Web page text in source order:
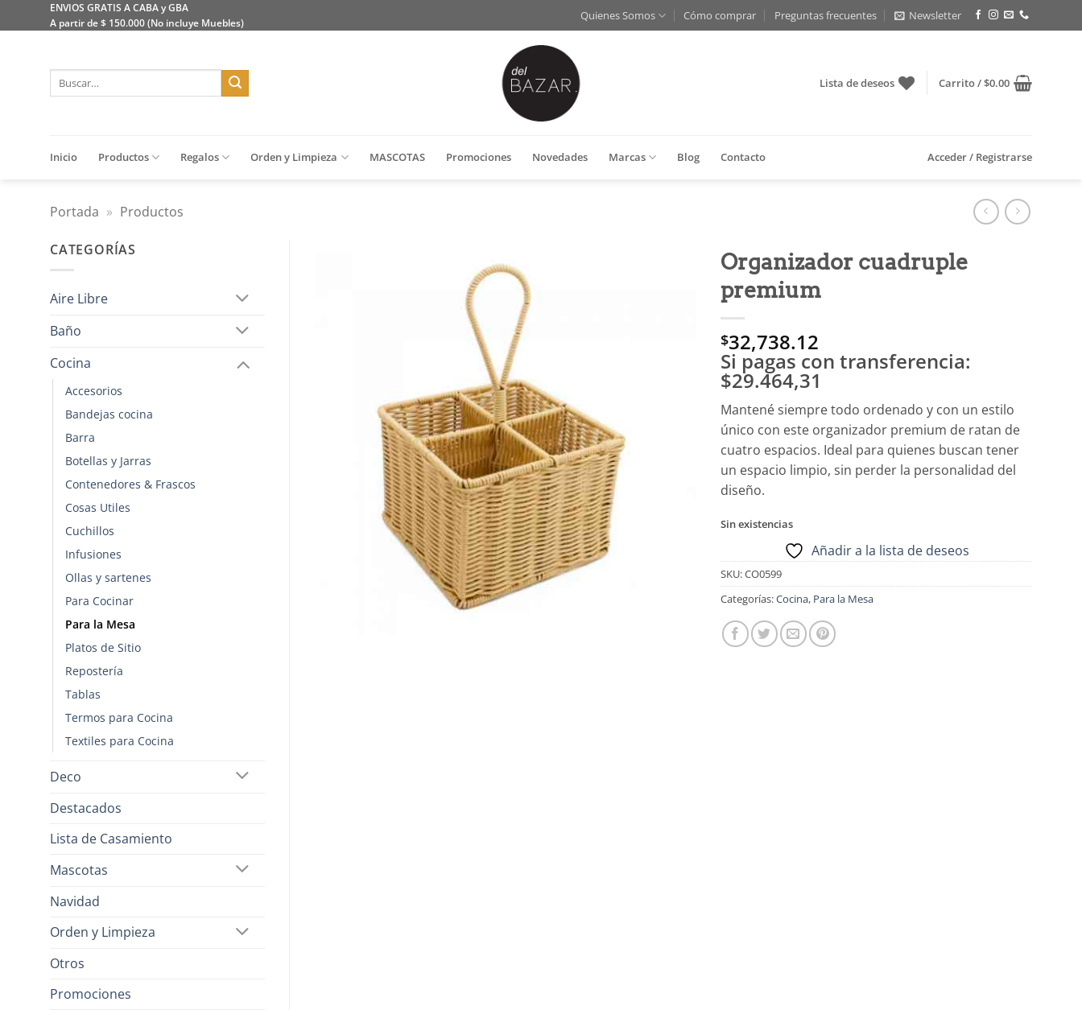
al
ENVIOS GRATIS A CABA y GBA
A partir de $ 150.000 (No incluye Muebles)
Quienes Somos Cómo comprar Preguntas frecuentes Newsletter
Buscar
Lista de deseos Carrito /$0.00
Inicio Productos Regalos Orden y Limpieza MASCOTAS Promociones Novedades Marcas Blog Contacto Acceder / Registrarse
Portada » Productos
Organizador cuadruple
premium
$32,738.12
Si pagas con transferencia:
$29.464,31
Mantené siempre todo ordenado y con un estilo
único con este organizador premium de ratan de
cuatro espacios. Ideal para quienes buscan tener
un espacio limpio, sin perder la personalidad del
diseño.
Sin existencias
Añadir a la lista de deseos
SKU:CO0599
Categorías:Cocina, Para la Mesa
CATEGORÍAS
Aire Libre
Baño
Cocina
Accesorios
Bandejas cocina
Barra
Botellas y Jarras
Contenedores & Frascos
Cosas Utiles
Cuchillos
Infusiones
Ollas y sartenes
Para Cocinar
Para la Mesa
Platos de Sitio
Repostería
Tablas
Termos para Cocina
Textiles para Cocina
Deco
Destacados
Lista de Casamiento
Mascotas
Navidad
Orden y Limpieza
Otros
Promociones